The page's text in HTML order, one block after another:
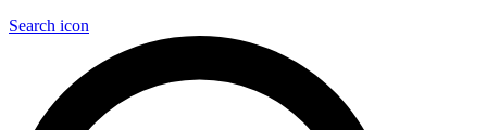
Search icon